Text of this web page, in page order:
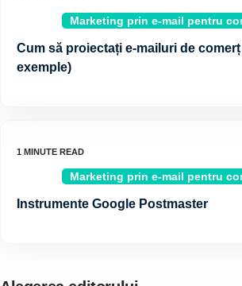
Marketing prin e-mail pentru
Cum să proiectați e-mailuri de
exemple)
Marketing prin e-mail pentru
Instrumente Google Postmaster